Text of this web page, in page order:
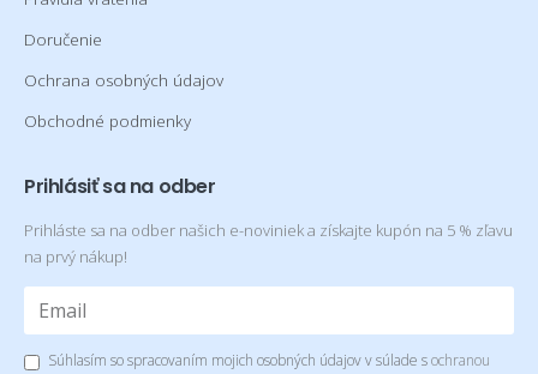
Doručenie
Ochrana osobných údajov
Obchodné podmienky
Prihlásiť sa na odber
Prihláste sa na odber našich e-noviniek a získajte kupón na 5 % zľavu
na prvý nákup!
Súhlasím so spracovaním mojich osobných údajov v súlade sochranou